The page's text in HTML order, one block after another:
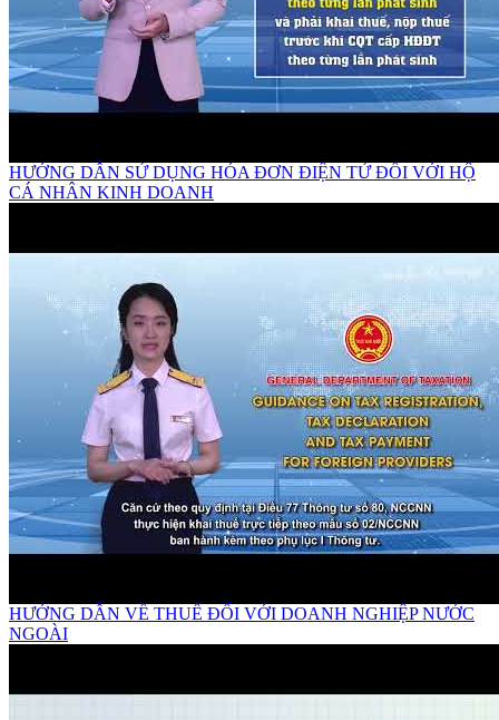
HƯỚNG DẪN SỬ DỤNG HÓA ĐƠN ĐIỆN TỬ ĐỐI VỚI HỘ
CÁ NHÂN KINH DOANH
HƯỚNG DẪN VỀ THUẾ ĐỐI VỚI DOANH NGHIỆP NƯỚC
NGOÀI